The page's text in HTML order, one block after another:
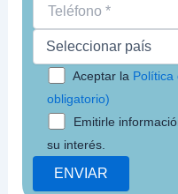
Aceptar la Política
obligatorio)
Emitirle
su interés.